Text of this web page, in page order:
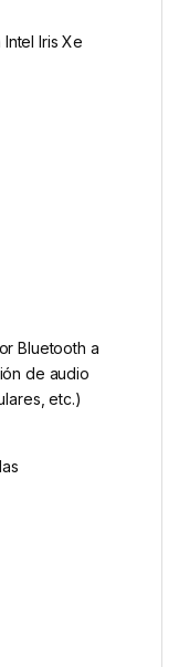
Iris Xe
Bluetooth a
de audio
etc.)